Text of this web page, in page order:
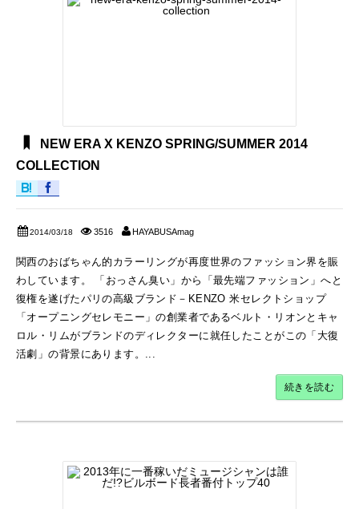
NEW ERA X KENZO SPRING/SUMMER 2014
COLLECTION
2014/03/18 3516 HAYABUSAmag
関西のおばちゃん的カラーリングが再度世界のファッション界を賑
わしています。 「おっさん臭い」から「最先端ファッション」へと
復権を遂げたパリの高級ブランド－KENZO 米セレクトショップ
「オープニングセレモニー」の創業者であるベルト・リオンとキャ
ロル・リムがブランドのディレクターに就任したことがこの「大復
活劇」の背景にあります。...
続きを読む